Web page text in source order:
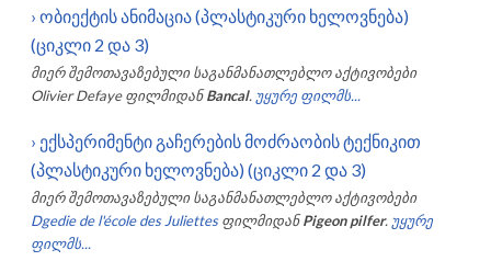
› ობიექტის ანიმაცია (პლასტიკური ხელოვნება)
(ციკლი 2 და 3)
მიერ შემოთავაზებული საგანმანათლებლო აქტივობები
Olivier Defaye ფილმიდან Bancal. უყურე ფილმს...
› ექსპერიმენტი გაჩერების მოძრაობის ტექნიკით
(პლასტიკური ხელოვნება) (ციკლი 2 და 3)
მიერ შემოთავაზებული საგანმანათლებლო აქტივობები
Dgedie de l'école des Juliettes ფილმიდან Pigeon pilfer. უყურე
ფილმს...